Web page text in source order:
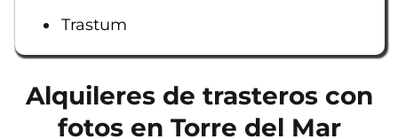
Trastum
Alquileres de trasteros con
fotos en Torre del Mar